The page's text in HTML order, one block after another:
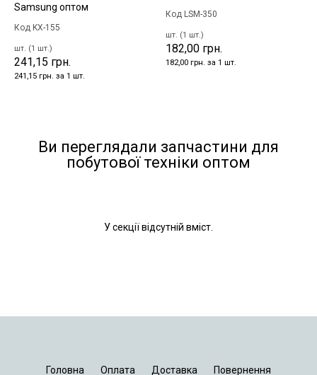
Samsung оптом
Код KX-155
шт. (1 шт.)
241,15 грн.
241,15 грн. за 1 шт.
Код LSM-350
шт. (1 шт.)
182,00 грн.
182,00 грн. за 1 шт.
Ви переглядали запчастини для
побутової техніки оптом
У секції відсутній вміст.
Головна Оплата Доставка Повернення